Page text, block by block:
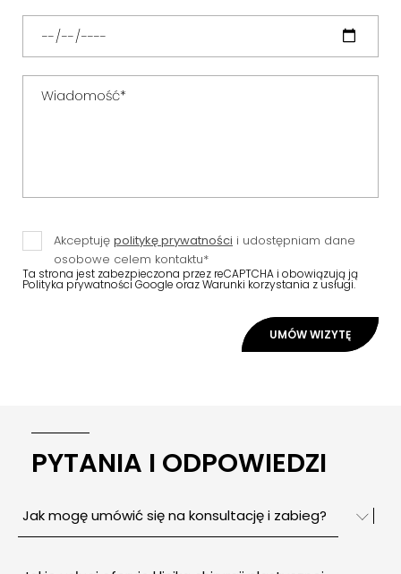
Akceptuję politykę prywatności i udostępniam dane
osobowe celem kontaktu*
Ta strona jest zabezpieczona przez reCAPTCHA i obowiązują ją
Polityka prywatności Google orazWarunki korzystania z usługi.
PYTANIA I ODPOWIEDZI
Jak mogę umówić się na konsultację i zabieg?